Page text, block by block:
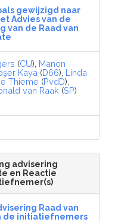
gewijzigd naar
Advies van de
van de Raad van
(CU), Manon
Kaya (D66), Linda
Thieme (PvdD),
van Raak (SP)
advisering
en Reactie
Raad van
de initiatiefnemers